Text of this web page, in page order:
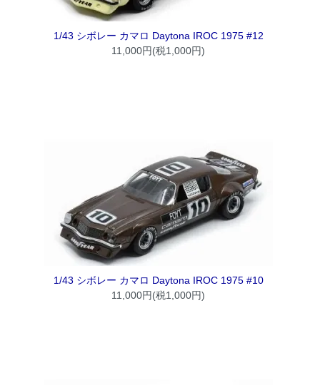
1/43 シボレー カマロ Daytona IROC 1975 #12
11,000円(税1,000円)
1/43 シボレー カマロ Daytona IROC 1975 #10
11,000円(税1,000円)